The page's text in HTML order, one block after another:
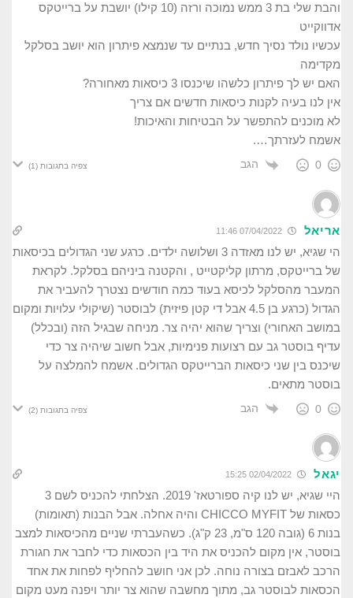
והבת שלי בת 3 ממש נמוכה ורזה (10 קילו) יושבת על ברייטקס
אדווקייט
עכשיו נולד נסיך חדש, בנתיים עד שנמצא פיתרון הוא יושב בסלקל
מקדימה
האם יש לך פיתרון כלשהו שיכנסו 3 כיסאות מאחורה?
אין לנו בעיה לקנות כיסאות חדשים אם צריך
לא מוכנים להתפשר על הבטיחות והאיכות!
אשמח לעזרתך….
0 הגב צפיה בתגובות (1)
אריאל 07/04/2022 11:46
הי שגיא, יש לנו מאזדה 3 ושלושה ילדים. כרגע שני הגדולים בכיסאות
של ברייטקס, מרתון קליקטייט , והקטנה ביניהם בסלקל. לקראת
המעבר מהסלקל לכיסא בעוד כמה חודשים נצטרך להעביר את
הגדול (כרגע בן 4.5 אבל די קטן פיזית) לבוסטר (שיקולי עלויות ומקום
במושב האחורי) וצריך שהוא יהיה צר. מניחה שבגיל הזה (ובכלל)
עדיף בוסטר גב עם רצועות פנימיות, אבל חשוב שיהיה צר כדי
שיכנס בין שני כיסאות הברייטקס הגדולים. אשמח להמלצה על
בוסטר מתאים.
0 הגב צפיה בתגובות (2)
יגאל
היי שגיא, יש לנו קיה ספורטאז' 2019. הצלחתי להכניס לשם 3
כסאות של
CHICCO MYFIT והיה אחלה. אבל הבנות (תאומות)
בנות 6 (גובה 120 ס"מ, 23 ק"ג). כשהעברתי שניים מהכיסאות למצב
בוסטר, אין מקום להכניס את היד בין הכסאות כדי לחבר את חגורת
הרכב לאבזם בצורה נוחה. לכן אני חושב להחליף לפחות את אחד
הכסאות לבוסטר גב, מתוך מחשבה שהוא צר יותר ויפנה מעט מקום